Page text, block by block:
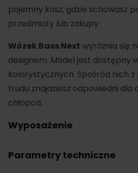
pojemny kosz, gdzie schowasz
przedmioty lub zakupy.
Wózek Bass Next wyróżnia się
designem. Model jest dostępny
kolorystycznych. Spośród nich
trudu znajdziesz odpowiedni dla
chłopca.
Wyposażenie
Parametry techniczne